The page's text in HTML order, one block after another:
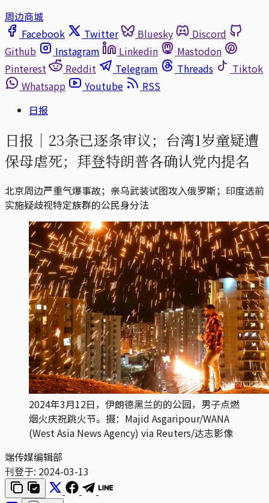
周边商城
Facebook
Twitter Bluesky
Discord
Github
Instagram Linkedin
Mastodon
Pinterest
Reddit Telegram Threads
Tiktok
Whatsapp
Youtube
RSS
日报
日报｜23条已逐条审议；台湾1岁童疑遭
保母虐死；拜登特朗普各确认党内提名
北京周边严重气爆事故；亲乌武装试图攻入俄罗斯；印度选前
实施疑歧视特定族群的公民身分法
2024年3月12日，伊朗德黑兰的的公园，男子点燃
烟火庆祝跳火节。摄：Majid Asgaripour/WANA
(West Asia News Agency) via Reuters/达志影像
端传媒编辑部
刊登于: 2024-03-13